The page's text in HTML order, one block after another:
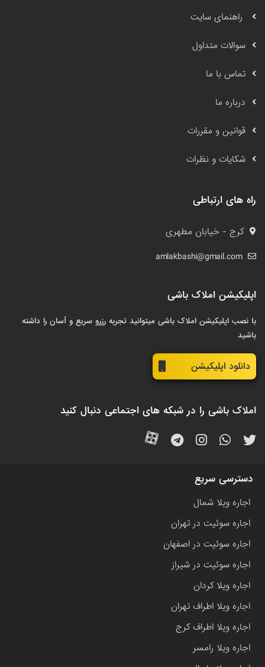
راهنمای سایت
سوالات متداول
تماس با ما
درباره ما
قوانین و مقررات
شکایات و نظرات
راه های ارتباطی
کرج - خیابان مطهری
amlakbashi@gmail.com
اپلیکیشن املاک باشی
با نصب اپلیکیشن املاک باشی میتوانید تجربه رزرو سریع و آسان را داشته
باشید
دانلود اپلیکیشن
املاک باشی را در شبکه های اجتماعی دنبال کنید
دسترسی سریع
اجاره ویلا شمال
اجاره سوئیت در تهران
اجاره سوئیت در اصفهان
اجاره سوئیت در شیراز
اجاره ویلا کردان
اجاره ویلا اطراف تهران
اجاره ویلا اطراف کرج
اجاره ویلا رامسر